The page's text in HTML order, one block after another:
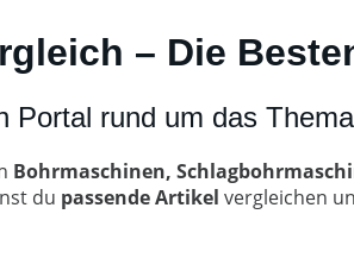
– Die
Portal rund um das Thema
Bohrmaschinen,
du passende Artikel vergleichen